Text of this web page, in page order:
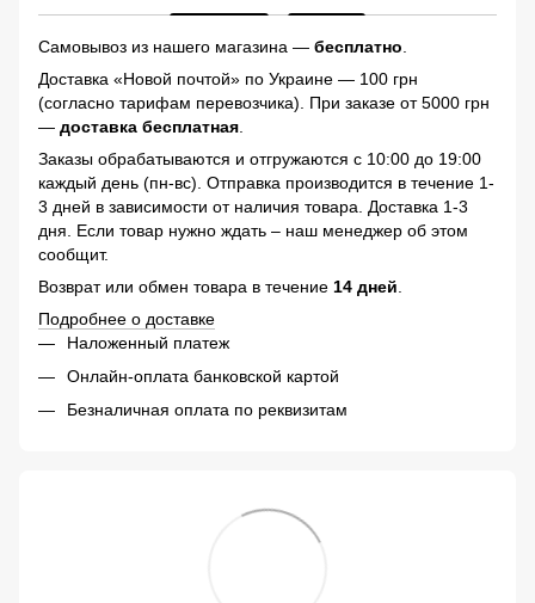
Самовывоз из нашего магазина — бесплатно
Доставка «Новой почтой» по Украине — 100 грн
(согласно тарифам перевозчика). При заказе от 5000 грн
— доставка бесплатная
Заказы обрабатываются и отгружаются с 10:00 до 19:00
каждый день (пн-вс). Отправка производится в течение 1-
3 дней в зависимости от наличия товара. Доставка 1-3
дня. Если товар нужно ждать – наш менеджер об этом
сообщит.
Возврат или обмен товара в течение 14 дней
Подробнее о доставке
Наложенный платеж
Онлайн-оплата банковской картой
Безналичная оплата по реквизитам